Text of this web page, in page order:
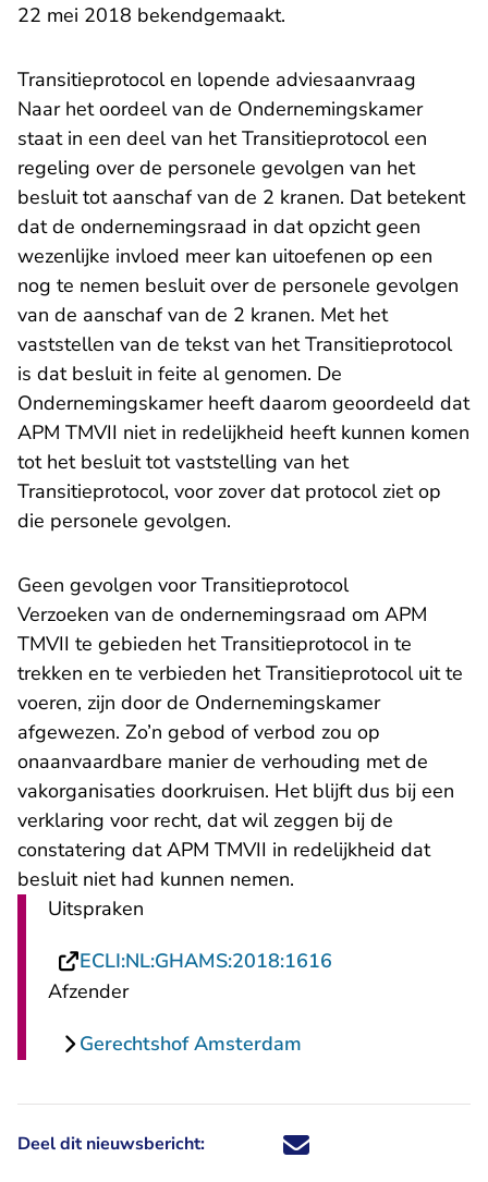
22 mei 2018 bekendgemaakt.
Transitieprotocol en lopende adviesaanvraag
Naar het oordeel van de Ondernemingskamer
staat in een deel van het Transitieprotocol een
regeling over de personele gevolgen van het
besluit tot aanschaf van de 2 kranen. Dat betekent
dat de ondernemingsraad in dat opzicht geen
wezenlijke invloed meer kan uitoefenen op een
nog te nemen besluit over de personele gevolgen
van de aanschaf van de 2 kranen. Met het
vaststellen van de tekst van het Transitieprotocol
is dat besluit in feite al genomen. De
Ondernemingskamer heeft daarom geoordeeld dat
APM TMVII niet in redelijkheid heeft kunnen komen
tot het besluit tot vaststelling van het
Transitieprotocol, voor zover dat protocol ziet op
die personele gevolgen.
Geen gevolgen voor Transitieprotocol
Verzoeken van de ondernemingsraad om APM
TMVII te gebieden het Transitieprotocol in te
trekken en te verbieden het Transitieprotocol uit te
voeren, zijn door de Ondernemingskamer
afgewezen. Zo’n gebod of verbod zou op
onaanvaardbare manier de verhouding met de
vakorganisaties doorkruisen. Het blijft dus bij een
verklaring voor recht, dat wil zeggen bij de
constatering dat APM TMVII in redelijkheid dat
besluit niet had kunnen nemen.
Uitspraken
ECLI:NL:GHAMS:2018:1616
Afzender
Gerechtshof Amsterdam
Deel dit nieuwsbericht: Deel dit nieuwsbericht via X -
Deel dit nieuwsbericht via
Deel dit nieuwsbericht
Deel dit